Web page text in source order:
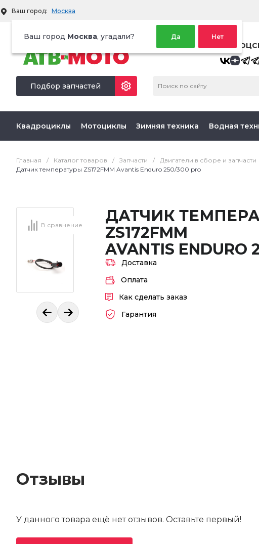
Ваш город: Москва
Ваш город Москва, угадали? Да Нет
Территория активного отдыха
МЫ В
Подбор запчастей
Квадроциклы Мотоциклы Зимняя техника Водная
Главная / Каталог товаров / Запчасти / Двигатели в сборе и запчасти
Датчик температуры ZS172FMM Avantis Enduro 250/300 pro
В сравнение
ДАТЧИК
ZS172FMM
AVANTIS ENDURO
Доставка
Оплата
Как сделать заказ
Гарантия
Отзывы
У данного товара ещё нет отзывов. Оставьте первый!